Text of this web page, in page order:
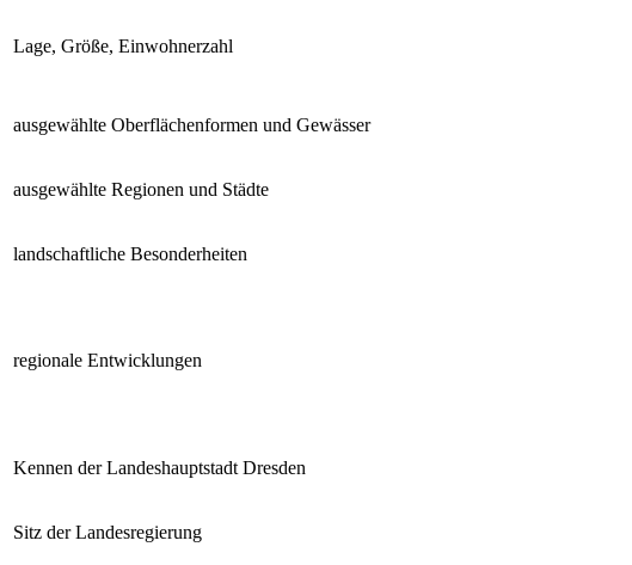
Lage, Größe, Einwohnerzahl
ausgewählte Oberflächenformen und Gewässer
ausgewählte Regionen und Städte
landschaftliche Besonderheiten
regionale Entwicklungen
Kennen der Landeshauptstadt Dresden
Sitz der Landesregierung